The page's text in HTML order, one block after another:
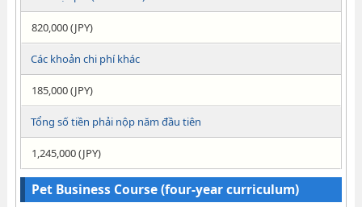
820,000 (JPY)
Các khoản chi phí khác
185,000 (JPY)
Tổng số tiền phải nộp năm đầu tiên
1,245,000 (JPY)
Pet Business Course (four-year curriculum)